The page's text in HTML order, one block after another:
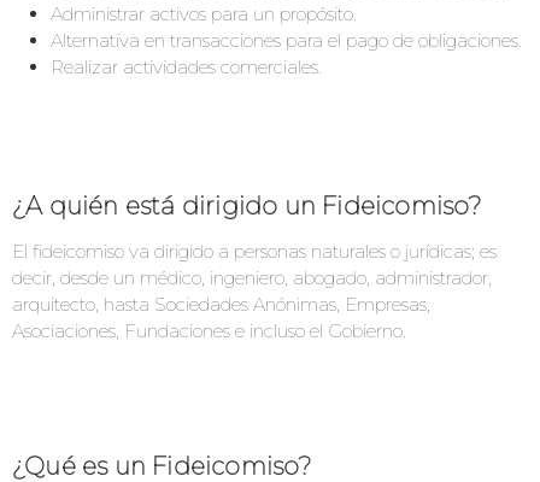
Administrar activos para un propósito.
Alternativa en transacciones para el pago de obligaciones.
Realizar actividades comerciales.
¿A quién está dirigido un Fideicomiso?
El fideicomiso va dirigido a personas naturales o jurídicas; es
decir, desde un médico, ingeniero, abogado, administrador,
arquitecto, hasta Sociedades Anónimas, Empresas,
Asociaciones, Fundaciones e incluso el Gobierno.
¿Qué es un Fideicomiso?